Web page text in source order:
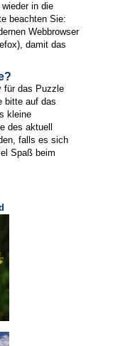
in die
beachten Sie:
Webbrowser
damit das
für das Puzzle
bitte auf das
kleine
des aktuell
falls es sich
Spaß beim